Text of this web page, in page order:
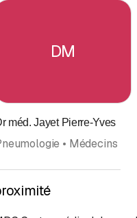
DM
méd. Jayet Pierre-Yves
• Médecins